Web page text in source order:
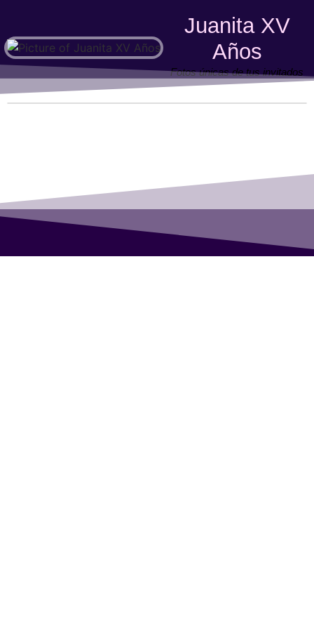
Juanita XV
Años
Fotos únicas de tus invitados